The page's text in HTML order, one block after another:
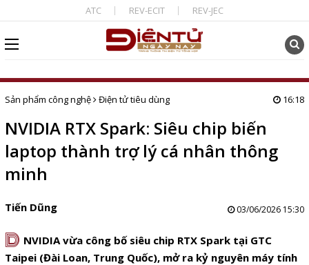
ATC REV-ECIT REV-JEC
Sản phẩm công nghệ Điện tử tiêu dùng 16:18
NVIDIA RTX Spark: Siêu chip biến
laptop thành trợ lý cá nhân thông
minh
Tiến Dũng 03/06/2026 15:30
D NVIDIA vừa công bố siêu chip RTX Spark tại GTC
Taipei (Đài Loan, Trung Quốc), mở ra kỷ nguyên máy tính